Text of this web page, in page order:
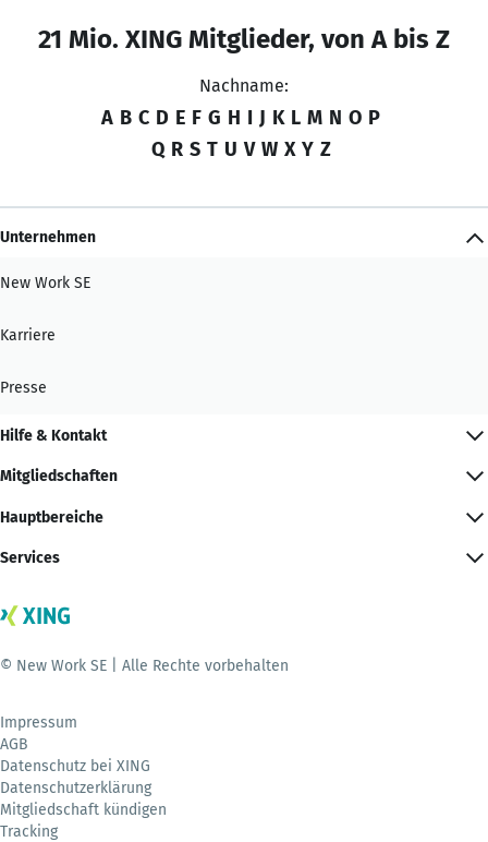
21 Mio. XING Mitglieder, von A bis Z
Nachname:
A B C D E F G H I J K L M N O P
Q R S T U V W X Y Z
Unternehmen
New Work SE
Karriere
Presse
Hilfe & Kontakt
Mitgliedschaften
Hauptbereiche
Services
© New Work SE | Alle Rechte vorbehalten
Impressum
AGB
Datenschutz bei XING
Datenschutzerklärung
Mitgliedschaft kündigen
Tracking